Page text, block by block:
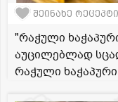
შეინახე რეცეპტი
"რაჭული
აუცილებლად
რაჭული